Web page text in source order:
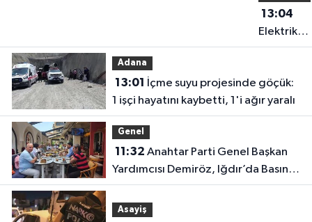
13:04
Elektrik
akımına
oldu
Adana
13:01
1 işçi hayatını kaybetti, 1'i ağır yaralı
Genel
11:32
Yardımcısı Demiröz, Iğdır’da Basın
Mensuplarıyla Buluştu
Asayiş